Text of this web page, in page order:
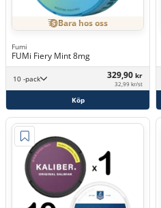
Bara hos oss
Fumi
FUMi Fiery Mint 8mg
10 -pack 329,90 kr
32,99 kr/st
Köp